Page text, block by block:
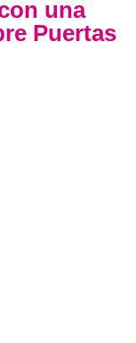
una
Puertas